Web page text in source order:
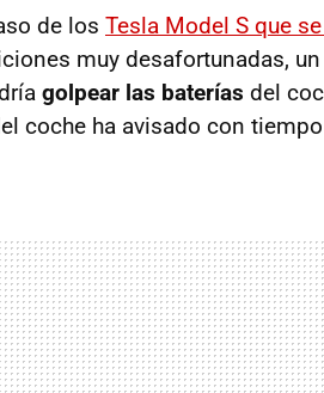
de los Tesla Model S que
muy desafortunadas, un
golpear las baterías del
coche ha avisado con